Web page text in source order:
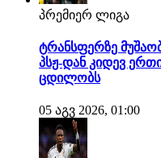
პრემიერ ლიგა
ტრანსფერზე
პსჟ-დან კიდევ
ცდილობს
05 აგვ 2026, 01:00